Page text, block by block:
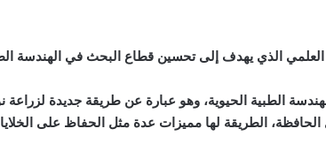
الذي يهدف إلى تحسين قطاع البحث في الهندسة
الطبية الحيوية، وهو عبارة عن طريقة جديدة لزراعة
الطريقة لها مميزات عدة مثل الحفاظ على